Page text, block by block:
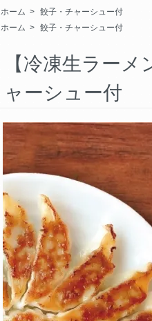
ホーム > 餃子・チャーシュー付
ホーム > 餃子・チャーシュー付
【冷凍生ラー
ャーシュー付